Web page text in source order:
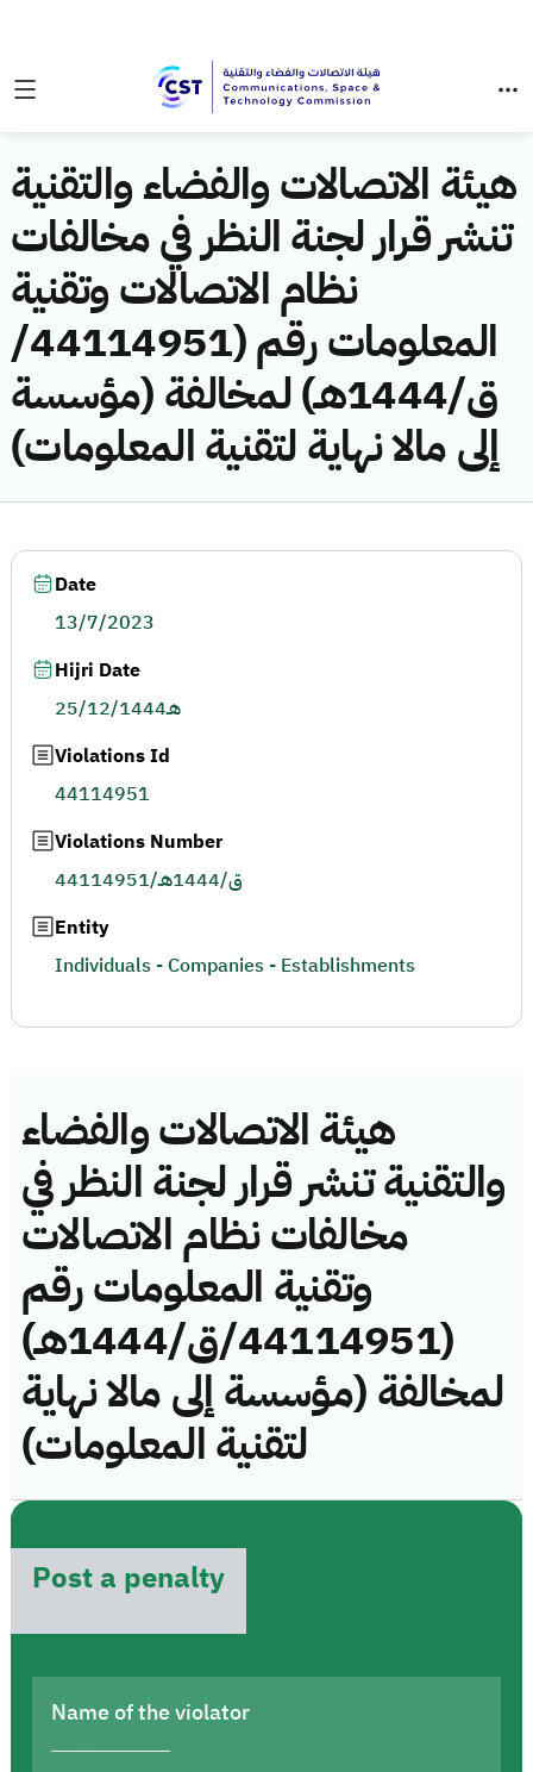
هيئة الاتصالات والفضاء والتقنية
تنشر قرار لجنة النظر في مخالفات
نظام الاتصالات وتقنية
المعلومات رقم (44114951/
ق/1444هـ) لمخالفة (مؤسسة
إلى مالا نهاية لتقنية المعلومات)
هيئة الاتصالات والفضاء
والتقنية تنشر قرار لجنة النظر في
مخالفات نظام الاتصالات
وتقنية المعلومات رقم
(44114951/ق/1444هـ)
لمخالفة (مؤسسة إلى مالا نهاية
لتقنية المعلومات)
Post a penalty
Name of the violator
Date
13/7/2023
Hijri Date
25/12/1444هـ
Violations Id
44114951
Violations Number
44114951/ق/1444هـ
Entity
Individuals - Companies - Establishments